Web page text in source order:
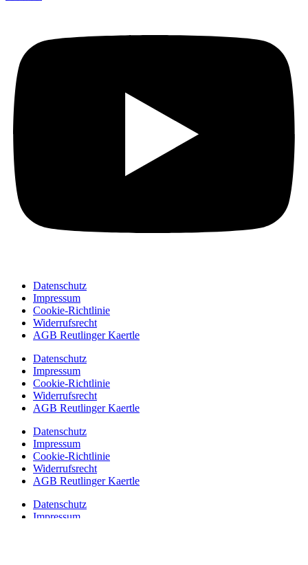
Datenschutz
Impressum
Cookie-Richtlinie
Widerrufsrecht
AGB Reutlinger Kaertle
Datenschutz
Impressum
Cookie-Richtlinie
Widerrufsrecht
AGB Reutlinger Kaertle
Datenschutz
Impressum
Cookie-Richtlinie
Widerrufsrecht
AGB Reutlinger Kaertle
Datenschutz
Impressum